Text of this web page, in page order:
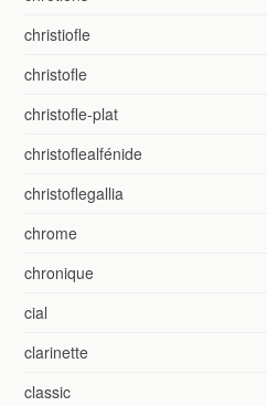
christiofle
christofle
christofle-plat
christoflealfénide
christoflegallia
chrome
chronique
cial
clarinette
classic